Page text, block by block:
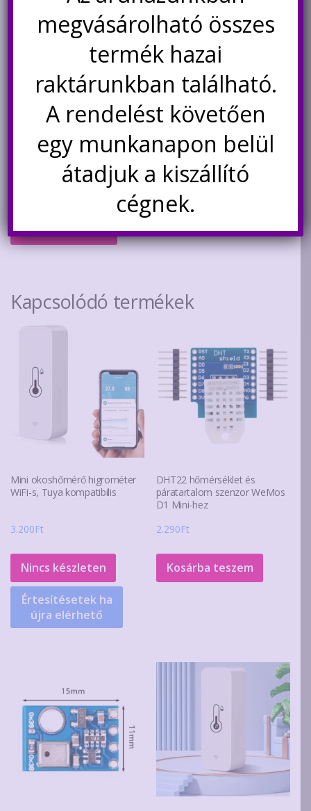
STC-1000 digitális termosztát,
4.300Ft.
Current
3.300Ft.
Kosárba teszem
Kapcsolódó termékek
Mini okoshőmérő higrométer
WiFi-s, Tuya kompatibilis
3.200Ft
Nincs készleten
Értesítésetek ha
újra elérhető
DHT22 hőmérséklet és
páratartalom szenzor WeMos
D1 Mini-hez
2.290Ft
Kosárba teszem
megvásárolható összes
termék hazai
raktárunkban található.
A rendelést követően
egy munkanapon belül
átadjuk a kiszállító
cégnek.